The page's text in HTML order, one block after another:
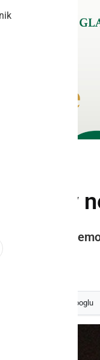
ozrite v
lahko
2012 ob 07:53
prednostni vir na Googlu